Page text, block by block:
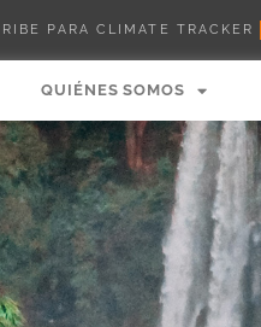
PARA CLIMATE TRACKER
QUIÉNES SOMOS